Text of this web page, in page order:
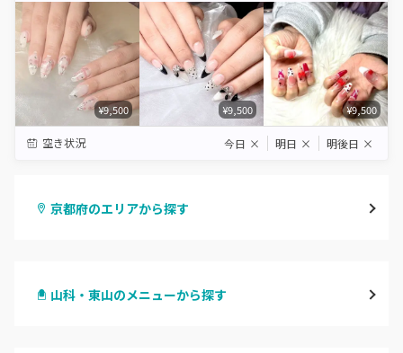
¥9,500 ¥9,500 ¥9,500
空き状況 今日 × 明日 × 明後日 ×
京都府のエリアから探す
四条河原町・河原町三条
山科・東山のメニューから探す